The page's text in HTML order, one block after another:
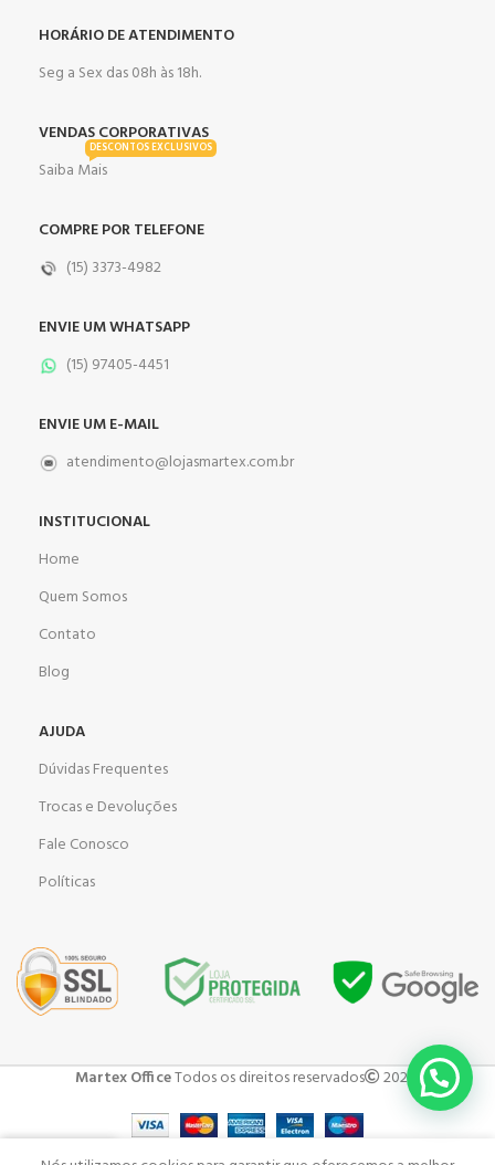
HORÁRIO DE ATENDIMENTO
Seg a Sex das 08h às 18h.
VENDAS CORPORATIVAS
Saiba Mais
DESCONTOS EXCLUSIVOS
COMPRE POR TELEFONE
(15) 3373-4982
ENVIE UM WHATSAPP
(15) 97405-4451
ENVIE UM E-MAIL
atendimento@lojasmartex.com.br
INSTITUCIONAL
Home
Quem Somos
Contato
Blog
AJUDA
Dúvidas Frequentes
Trocas e Devoluções
Fale Conosco
Políticas
Martex OfficeTodos os direitos reservados 2023 .